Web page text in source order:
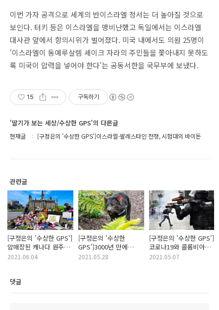
이번 가자 공격으로 세계의 반이스라엘 정서는 더 높아질 것으로
보인다. 터키 등은 이스라엘을 맹비난했고 독일에서는 이스라엘
대사관 앞에서 항의시위가 벌어졌다. 미국 내에서도 의원 25명이
'이스라엘이 동예루살렘 셰이크 자라의 주민들을 쫓아내지 못하도
록 미국이 압력을 넣어야 한다'는 공동서한을 국무부에 보냈다.
15 구독하기
'딸기가 보는 세상/수상한 GPS'의 다른글
현재글 [구정은의 '수상한 GPS']이스라엘-팔레스타인 전쟁, 시험대의 바이든
관련글
[구정은의 '수상한 GPS']
암매장된 캐나다 원주민
아이들
2021.06.04
[구정은의 '수상한
GPS']3000년 만에
돌아온 태즈메이니아의
2021.05.28
[구정은의 '수상한 GPS']
코로나19와 콜롬비아
유혈사태
2021.05.07
댓글